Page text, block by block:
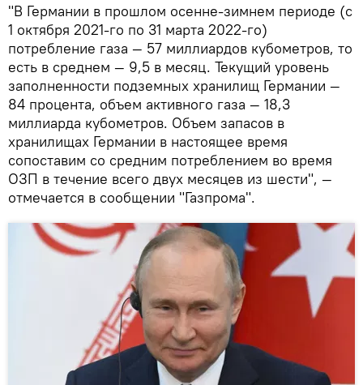
"В Германии в прошлом осенне-зимнем периоде (с
1 октября 2021-го по 31 марта 2022-го)
потребление газа — 57 миллиардов кубометров, то
есть в среднем — 9,5 в месяц. Текущий уровень
заполненности подземных хранилищ Германии —
84 процента, объем активного газа — 18,3
миллиарда кубометров. Объем запасов в
хранилищах Германии в настоящее время
сопоставим со средним потреблением во время
ОЗП в течение всего двух месяцев из шести", —
отмечается в сообщении "Газпрома".